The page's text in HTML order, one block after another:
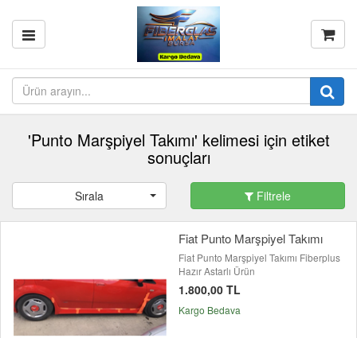
'Punto Marşpiyel Takımı' kelimesi için etiket
sonuçları
Sırala Filtrele
Fiat Punto Marşpiyel Takımı
Fiat Punto Marşpiyel Takımı Fiberplus
Hazır Astarlı Ürün
1.800,00 TL
Kargo Bedava